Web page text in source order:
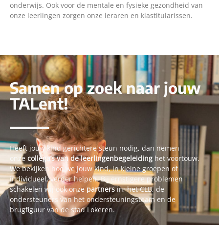
onderwijs. Ook voor de mentale en fysieke gezondheid van
onze leerlingen zorgen onze leraren en klastitularissen.
Samen op zoek naar jouw
TALent!
Heeft jouw kind gerichtere steun nodig, dan nemen
onze collega’s van de leerlingenbegeleiding het voortouw.
We bekijken hoe we jouw kind, in kleine groepen of
individueel, verder helpen. Bij ernstigere problemen
schakelen wij ook onze partnersin; het CLB, de
ondersteuners van het ondersteuningsteam en de
brugfiguur van de stad Lokeren.